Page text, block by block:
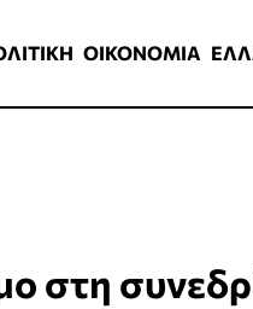
ΟΙΚΟΝΟΜΙΑ
στη